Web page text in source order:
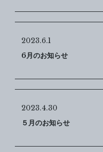
2023.6.1
6月のお知らせ
2023.4.30
５月のお知らせ